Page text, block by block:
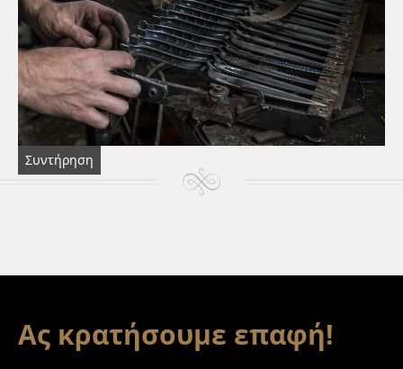
Συντήρηση
Ας κρατήσουμε επαφή!